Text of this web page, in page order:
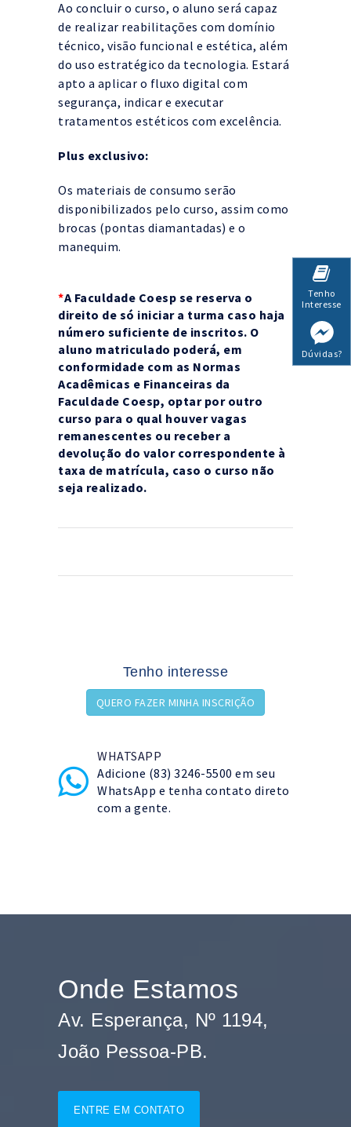
Ao concluir o curso, o aluno será capaz
de realizar reabilitações com domínio
técnico, visão funcional e estética, além
do uso estratégico da tecnologia. Estará
apto a aplicar o fluxo digital com
segurança, indicar e executar
tratamentos estéticos com excelência.
Plus exclusivo:
Os materiais de consumo serão
disponibilizados pelo curso, assim como
brocas (pontas diamantadas) e o
manequim.
*A Faculdade Coesp se reserva o
direito de só iniciar a turma caso haja
número suficiente de inscritos. O
aluno matriculado poderá, em
conformidade com as Normas
Acadêmicas e Financeiras da
Faculdade Coesp, optar por outro
curso para o qual houver vagas
remanescentes ou receber a
devolução do valor correspondente à
taxa de matrícula, caso o curso não
seja realizado.
Tenho interesse
QUERO FAZER MINHA INSCRIÇÃO
WHATSAPP
Adicione (83) 3246-5500 em seu
WhatsApp e tenha contato direto
com a gente.
Onde Estamos
Av. Esperança, Nº 1194,
João Pessoa-PB.
ENTRE EM CONTATO
Tenho
Interesse
Dúvidas?